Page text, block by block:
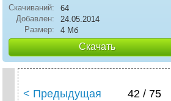
Скачиваний:
64
Добавлен:
24.05.2014
Размер:
4 Мб
Скачать
< Предыдущая 42 / 75